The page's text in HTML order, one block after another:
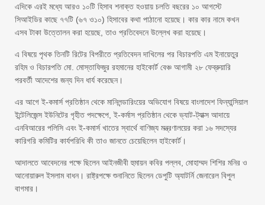
এদিকে এরই মধ্যে আরও ১০টি হিসাব শনাক্ত হওয়ায় চলতি বছরের ১০ আগস্টে
সিআইডির কাছে ৭৭টি (৬৭ ও১০) হিসাবের কথা পাঠানো হয়েছে। কার কার নামে কখন
এসব টাকা উত্তোলন করা হয়েছে, তাও প্রতিবেদনে উল্লেখ করা হয়েছে।
এ বিষয়ে পৃথক তিনটি রিটের বিপরীতে প্রতিবেদন দাখিলের পর বিচারপতি এম ইনায়েতুর
রহিম ও বিচারপতি মো. মোস্তাফিজুর রহমানের হাইকোর্ট বেঞ্চ আগামী ২৮ ফেব্রুয়ারি
পরবর্তী আদেশের জন্য দিন ধার্য করেছেন।
এর আগে ই-কমার্স প্রতিষ্ঠান থেকে মানিলন্ডারিংয়ের অভিযোগ বিষয়ে বাংলাদেশ ফিন্যান্সিয়াল
ইন্টেলিজেন্স ইউনিটের গৃহীত পদক্ষেপে, ই-কর্মাস প্রতিষ্ঠান থেকে ভ্যাট-ট্যাক্স আদায়ে
এনবিআরের পলিসি এবং ই-কমার্স খাতের স্বার্থে বাণিজ্য মন্ত্রণালয়ের করা ১৬ সদস্যের
কারিগরি কমিটির কার্যপরিধি কী তাও জানতে চেয়েছিলেন হাইকোর্ট।
আদালতে আবেদনের পক্ষে ছিলেন আইনজীবী হুমায়ন কবির পল্লব, মোহাম্মদ শিশির মনির ও
আনোয়ারুল ইসলাম বাধন। রাষ্ট্রপক্ষে শুনানিতে ছিলেন ডেপুটি অ্যাটর্নি জেনারেল বিপুল
বাগমার।